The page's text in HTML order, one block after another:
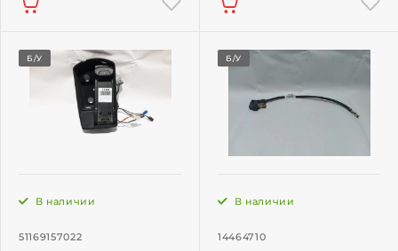
Б/У
51169157022
В наличии
Б/У
14464710
В наличии